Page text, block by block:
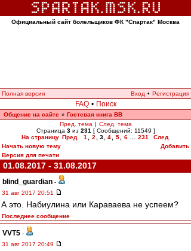
Официальный сайт болельщиков ФК "Спартак" Москва
Полная версия Вход • Регистрация
FAQ • Поиск
Общение на сайте » Гостевая книга ВВ
Пред. тема | След. тема
Страница 3из 231 [ Сообщений: 11549 ]
На страницу Пред. 1 2 3, 4 5 6 231
След.
Начать новую тему
Добавить
Версия для печати
01.08.2017 - 31.08.2017
blind_guardian -
31 авг 2017 20:51
А это. Набиулина или Караваева не успеем?
Последнее сообщение
VVT5 -
31 авг 2017 20:49